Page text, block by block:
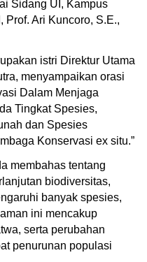
Sidang UI, Kampus
Prof. Ari Kuncoro, S.E.,
istri Direktur Utama
menyampaikan orasi
Dalam Menjaga
Tingkat Spesies,
dan Spesies
Konservasi ex situ.”
membahas tentang
biodiversitas,
banyak spesies,
ini mencakup
serta perubahan
penurunan populasi